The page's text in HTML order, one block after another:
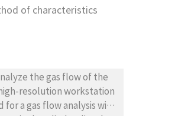
of characteristics
the gas flow of the
resolution workstation
a gas flow analysis with